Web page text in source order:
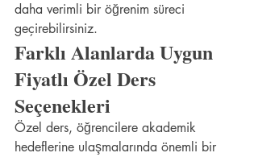
daha verimli bir öğrenim süreci
geçirebilirsiniz.
Farklı Alanlarda Uygun
Fiyatlı Özel Ders
Seçenekleri
Özel ders, öğrencilere akademik
hedeflerine ulaşmalarında önemli bir